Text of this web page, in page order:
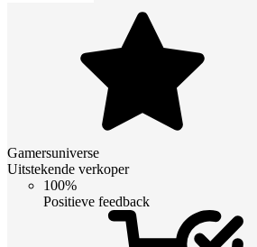
Gamersuniverse
Uitstekende verkoper
100%
Positieve feedback